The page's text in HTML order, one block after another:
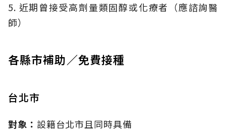
5. 近期曾接受高劑量類固醇或化療者（應諮詢醫
師）
各縣市補助／免費接種
台北市
對象： 設籍台北市且同時具備